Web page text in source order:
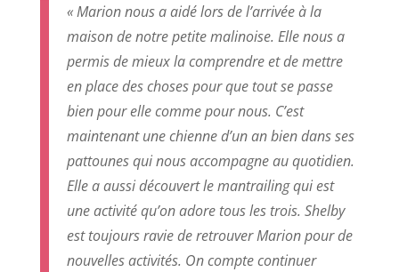
« Marion nous a aidé lors de l’arrivée à la
maison de notre petite malinoise. Elle nous a
permis de mieux la comprendre et de mettre
en place des choses pour que tout se passe
bien pour elle comme pour nous. C’est
maintenant une chienne d’un an bien dans ses
pattounes qui nous accompagne au quotidien.
Elle a aussi découvert le mantrailing qui est
une activité qu’on adore tous les trois. Shelby
est toujours ravie de retrouver Marion pour de
nouvelles activités. On compte continuer